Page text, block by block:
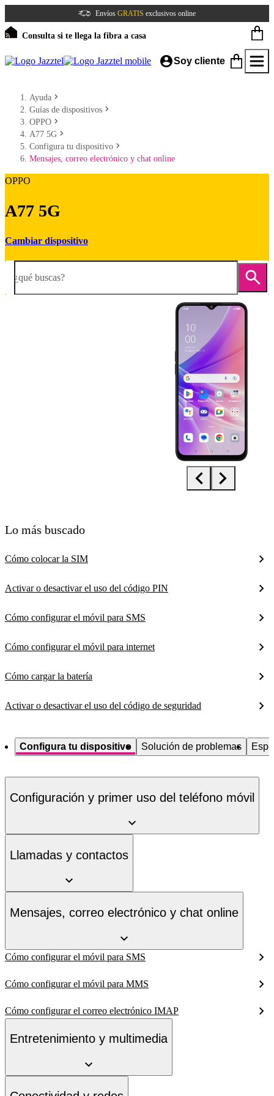
Envíos GRATIS exclusivos online
Consulta si te llega la fibra a casa
Soy cliente
Ayuda
Guías de dispositivos
OPPO
A77 5G
Configura tu dispositivo
Mensajes, correo electrónico y chat online
OPPO
A77 5G
Cambiar dispositivo
¿qué buscas?
Lo más buscado
Cómo colocar la SIM
Activar o desactivar el uso del código PIN
Cómo configurar el móvil para SMS
Cómo configurar el móvil para internet
Cómo cargar la batería
Activar o desactivar el uso del código de seguridad
Configura tu dispositivo Solución de problemas
Configuración y primer uso del teléfono móvil
Llamadas y contactos
Mensajes, correo electrónico y chat online
Cómo configurar el móvil para SMS
Cómo configurar el móvil para MMS
Cómo configurar el correo electrónico IMAP
Entretenimiento y multimedia